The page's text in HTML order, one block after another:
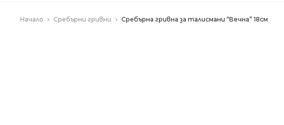
Начало Сребърни гривни Сребърна гривна за талисмани “Вечна” 18см